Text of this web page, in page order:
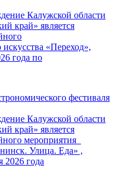
Калужской области
край» является
«Переход»,
года по
фестиваля
Калужской области
край» является
мероприятия
Улица. Еда» ,
2026 года